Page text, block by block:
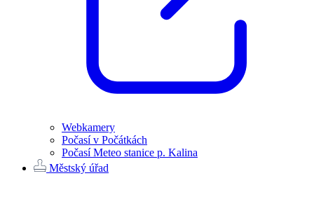
Webkamery
Počasí v Počátkách
Počasí Meteo stanice p. Kalina
Městský úřad